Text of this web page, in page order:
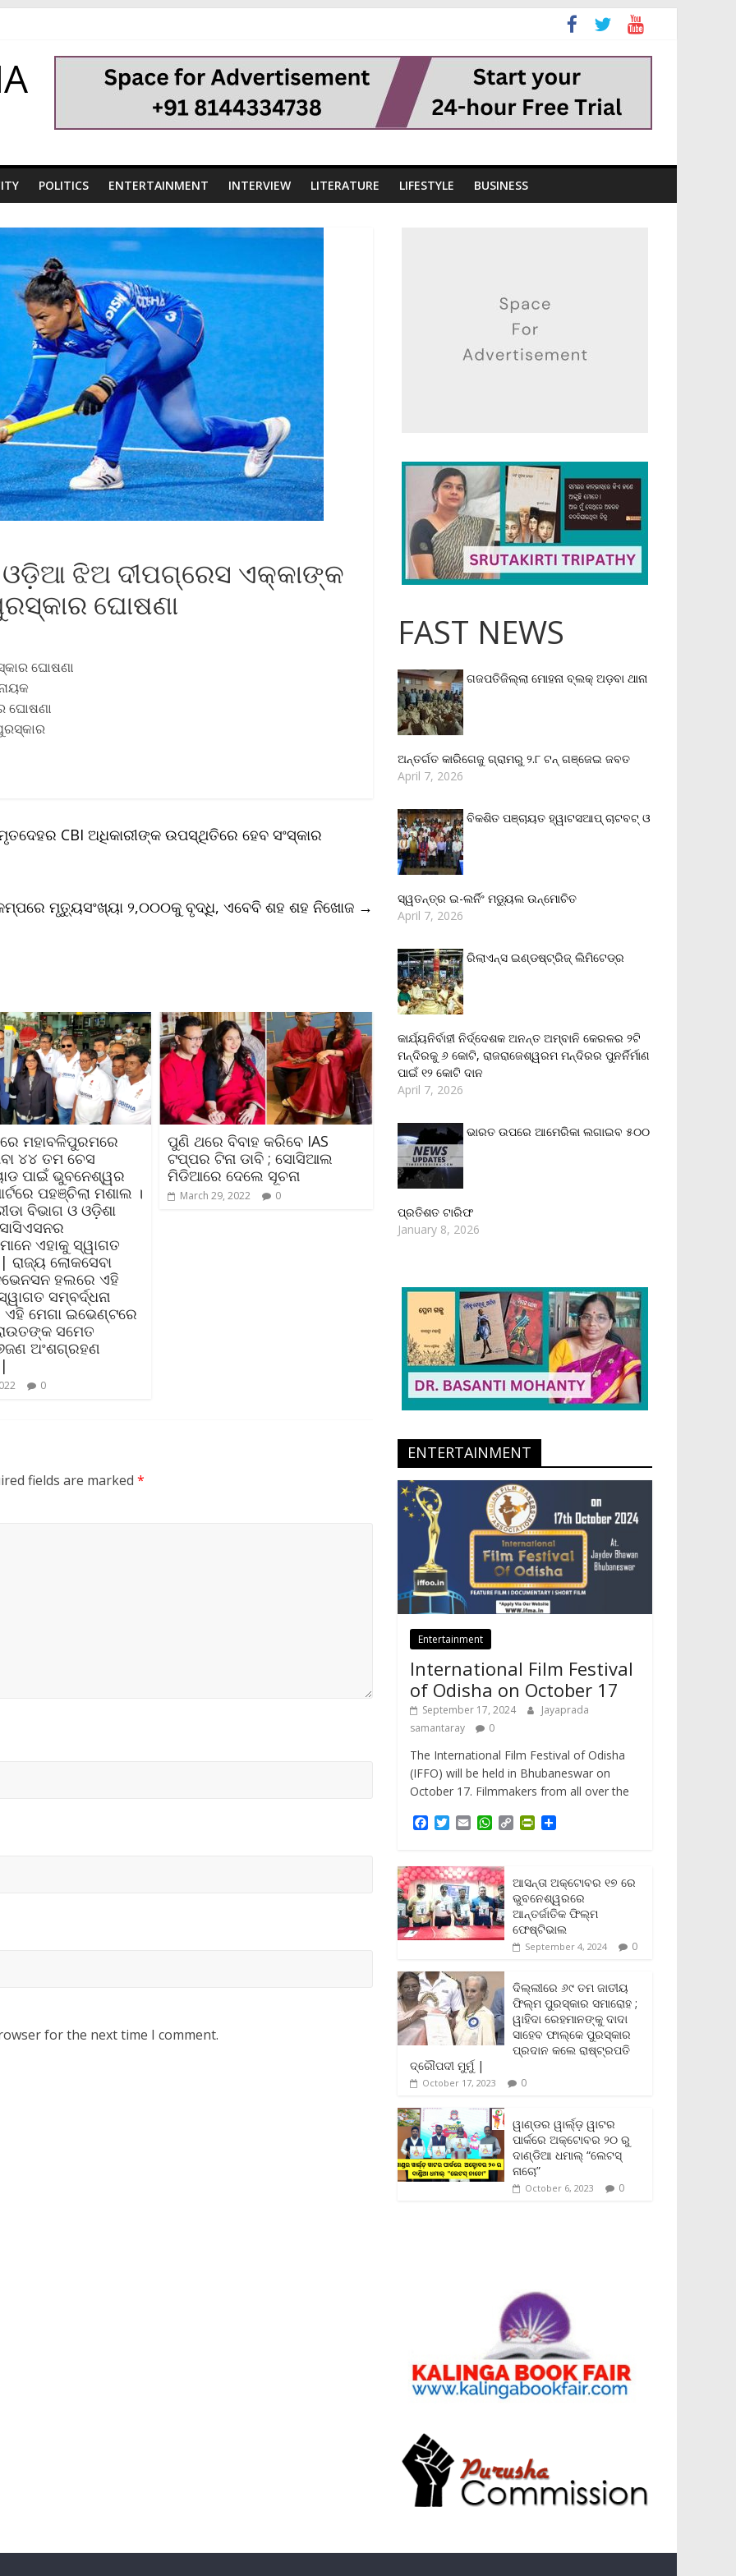
POLITICS ENTERTAINMENT INTERVIEW LITERATURE LIFESTYLE BUSINESS
ଓଡ଼ିଆ ଝିଅ ଦୀପଗ୍ରେସ ଏକ୍କାଙ୍କ
ଘୋଷଣା
ଘୋଷଣା
ଘୋଷଣା
CBI ଅଧିକାରୀଙ୍କ ଉପସ୍ଥିତିରେ ହେବ ସଂସ୍କାର
ମୃତ୍ୟୁସଂଖ୍ୟା ୨,୦୦୦କୁ ବୃଦ୍ଧି, ଏବେବି ଶହ ଶହ ନିଖୋଜ →
ମହାବଳିପୁରମରେ
୪୪ ତମ ଚେସ
ପାଇଁ ଭୁବନେଶ୍ୱର
ପହଞ୍ଚିଲା ମଶାଲ ।
ବିଭାଗ ଓ ଓଡ଼ିଶା
ଏହାକୁ ସ୍ୱାଗତ
ରାଜ୍ୟ ଲୋକସେବା
ହଲରେ ଏହି
ସମ୍ବର୍ଦ୍ଧନା
ଏହି ମେଗା ଇଭେଣ୍ଟରେ
ସମେତ
ଅଂଶଗ୍ରହଣ
0
ପୁଣି ଥରେ ବିବାହ କରିବେ IAS
ଟପ୍ପର ଟିନା ଡାବି ; ସୋସିଆଲ
ମିଡିଆରେ ଦେଲେ ସୂଚନା
March 29, 2022 0
fields are marked *
for the next time I comment.
FAST NEWS
ଗଜପତିଜିଲ୍ଲା ମୋହନା ବ୍ଲକ୍‌ ଅଡ଼ବା ଥାନା
ଅନ୍ତର୍ଗତ କାରିଗେଜୁ ଗ୍ରାମରୁ ୨.୮ ଟନ୍ ଗଞ୍ଜେଇ ଜବତ
April 7, 2026
ବିକଶିତ ପଞ୍ଚାୟତ ହ୍ୱାଟସଆପ୍ ଚାଟବଟ୍ ଓ
ସ୍ୱତନ୍ତ୍ର ଇ-ଲର୍ନିଂ ମଡ୍ୟୁଲ ଉନ୍ମୋଚିତ
April 7, 2026
ରିଲାଏନ୍‌ସ ଇଣ୍ଡଷ୍ଟ୍ରିଜ୍ ଲିମିଟେଡ୍‌ର
କାର୍ଯ୍ୟନିର୍ବାହୀ ନିର୍ଦ୍ଦେଶକ ଅନନ୍ତ ଅମ୍ବାନି କେରଳର ୨ଟି
ମନ୍ଦିରକୁ ୬ କୋଟି, ରାଜରାଜେଶ୍ୱରମ ମନ୍ଦିରର ପୁନର୍ନିର୍ମାଣ
ପାଇଁ ୧୨ କୋଟି ଦାନ
April 7, 2026
ଭାରତ ଉପରେ ଆମେରିକା ଲଗାଇବ ୫୦୦
ପ୍ରତିଶତ ଟାରିଫ
January 8, 2026
ENTERTAINMENT
Entertainment
International Film Festival
of Odisha on October 17
September 17, 2024
Jayaprada
samantaray
0
The International Film Festival of Odisha
(IFFO) will be held in Bhubaneswar on
October 17. Filmmakers from all over the
e
b
o
o
k
T
t
t
e
r
E
i
l
W
t
s
A
p
p
C
L
i
n
k
P
t
F
r
i
e
n
l
y
e
ଆସନ୍ତା ଅକ୍ଟୋବର ୧୭ ରେ
ଭୁବନେଶ୍ୱରରେ
ଆନ୍ତର୍ଜାତିକ ଫିଲ୍ମ
ଫେଷ୍ଟିଭାଲ
September 4, 2024 0
ଦିଲ୍ଲୀରେ ୬୯ ତମ ଜାତୀୟ
ଫିଲ୍ମ ପୁରସ୍କାର ସମାରୋହ ;
ୱାହିଦା ରେହମାନଙ୍କୁ ଦାଦା
ସାହେବ ଫାଲ୍‌କେ ପୁରସ୍କାର
ପ୍ରଦାନ କଲେ ରାଷ୍ଟ୍ରପତି
ଦ୍ରୌପଦୀ ମୁର୍ମୁ |
October 17, 2023 0
ୱାଣ୍ଡର ୱାର୍ଲ୍‌ଡ଼ ୱାଟର
ପାର୍କରେ ଅକ୍ଟୋବର ୨୦ ରୁ
ଦାଣ୍ଡିଆ ଧମାଲ୍ “ଲେଟସ୍
ନାଚୋ”
October 6, 2023 0